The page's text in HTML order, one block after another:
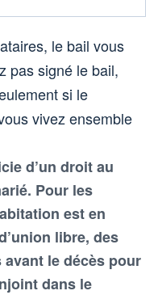
le bail vous
pas signé le bail,
si le
vivez ensemble
d’un droit au
Pour les
est en
libre, des
le décès pour
dans le